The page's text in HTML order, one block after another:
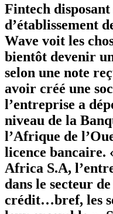
Fintech disposant
d’établissement
Wave voit les
bientôt devenir
selon une note
avoir créé une
l’entreprise a
niveau de la
l’Afrique de
licence bancaire.
Africa S.A,
dans le secteur
crédit…bref, les